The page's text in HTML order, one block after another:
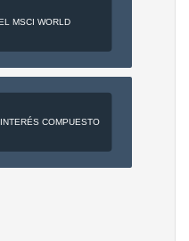
MSCI WORLD
COMPUESTO